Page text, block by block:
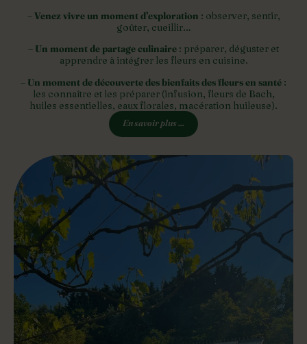
– Venez vivre un moment d’exploration : observer, sentir,
goûter, cueillir…
– Un moment de partage culinaire : préparer, déguster et
apprendre à intégrer les fleurs en cuisine.
– Un moment de découverte des bienfaits des fleurs en santé :
les connaître et les préparer (infusion, fleurs de Bach,
huiles essentielles, eaux florales, macération huileuse).
En savoir plus ...